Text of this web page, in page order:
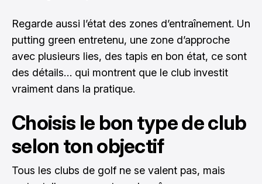
Regarde aussi l’état des zones d’entraînement. Un
putting green entretenu, une zone d’approche
avec plusieurs lies, des tapis en bon état, ce sont
des détails… qui montrent que le club investit
vraiment dans la pratique.
Choisis le bon type de club
selon ton objectif
Tous les clubs de golf ne se valent pas, mais